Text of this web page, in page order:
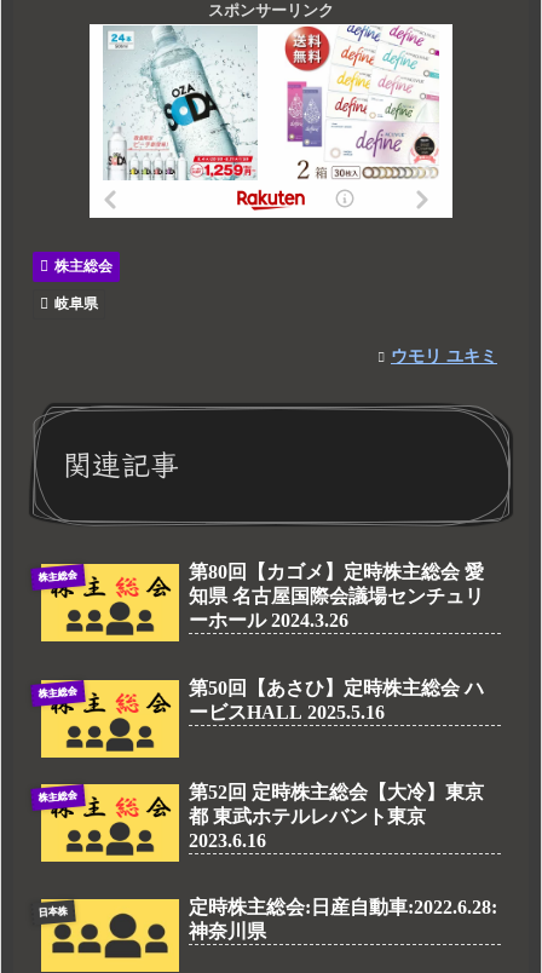
スポンサーリンク
株主総会
岐阜県
ウモリ ユキミ
関連記事
株主総会
第80回【カゴメ】定時株主総会 愛
知県 名古屋国際会議場センチュリ
ーホール 2024.3.26
株主総会
第50回【あさひ】定時株主総会 ハ
ービスHALL 2025.5.16
株主総会
第52回 定時株主総会【大冷】東京
都 東武ホテルレバント東京
2023.6.16
日本株
定時株主総会:日産自動車:2022.6.28:
神奈川県